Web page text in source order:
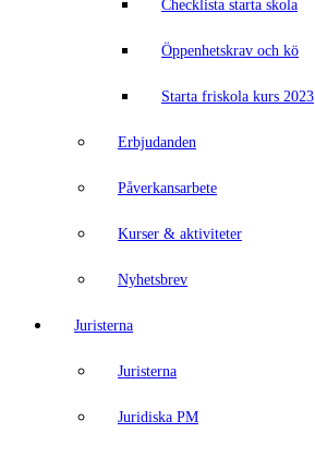
Checklista starta skola
Öppenhetskrav och kö
Starta friskola kurs 2023
Erbjudanden
Påverkansarbete
Kurser & aktiviteter
Nyhetsbrev
Juristerna
Juristerna
Juridiska PM